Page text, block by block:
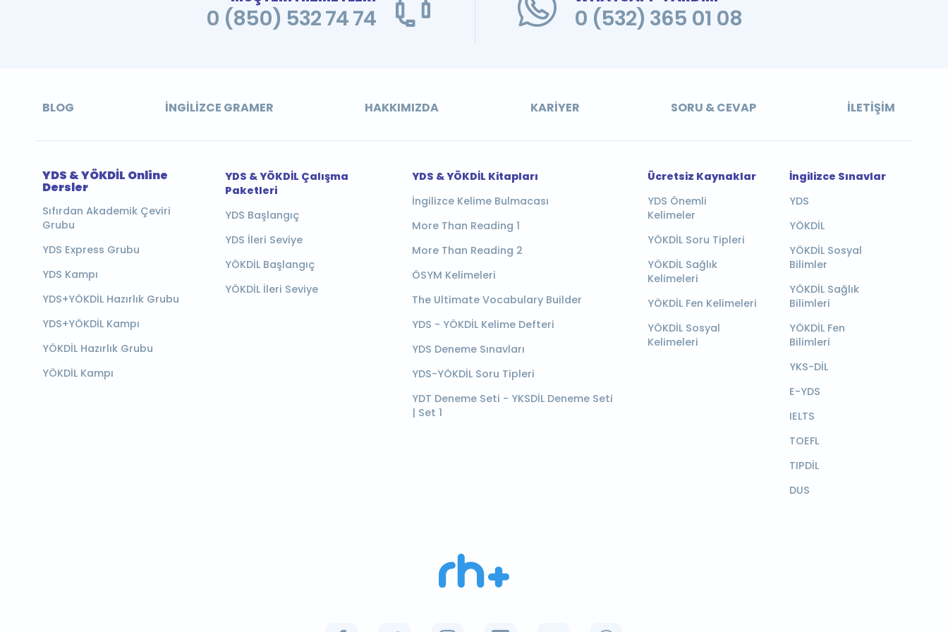
0 (850) 532 74 74 0 (532) 365 01 08
BLOG İNGILIZCE GRAMER HAKKIMIZDA KARIYER SORU & CEVAP İLETIŞIM
YDS & YÖKDİL Online
Dersler
Sıfırdan Akademik Çeviri
Grubu
YDS Express Grubu
YDS Kampı
YDS+YÖKDİL Hazırlık Grubu
YDS+YÖKDİL Kampı
YÖKDİL Hazırlık Grubu
YÖKDİL Kampı
YDS & YÖKDİL Çalışma
Paketleri
YDS Başlangıç
YDS İleri Seviye
YÖKDİL Başlangıç
YÖKDİL İleri Seviye
YDS & YÖKDİL Kitapları
İngilizce Kelime Bulmacası
More Than Reading 1
More Than Reading 2
ÖSYM Kelimeleri
The Ultimate Vocabulary Builder
YDS - YÖKDİL Kelime Defteri
YDS Deneme Sınavları
YDS-YÖKDİL Soru Tipleri
YDT Deneme Seti - YKSDİL Deneme Seti
| Set 1
Ücretsiz Kaynaklar
YDS Önemli
Kelimeler
YÖKDİL Soru Tipleri
YÖKDİL Sağlık
Kelimeleri
YÖKDİL Fen Kelimeleri
YÖKDİL Sosyal
Kelimeleri
İngilizce Sınavlar
YDS
YÖKDİL
YÖKDİL Sosyal
Bilimler
YÖKDİL Sağlık
Bilimleri
YÖKDİL Fen
Bilimleri
YKS-DİL
E-YDS
IELTS
TOEFL
TIPDİL
DUS